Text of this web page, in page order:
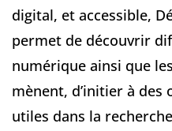
digital, et accessible,
permet de découvrir
numérique ainsi que
mènent, d’initier à
utiles dans la